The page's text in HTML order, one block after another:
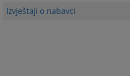
Izvještaji o nabavci